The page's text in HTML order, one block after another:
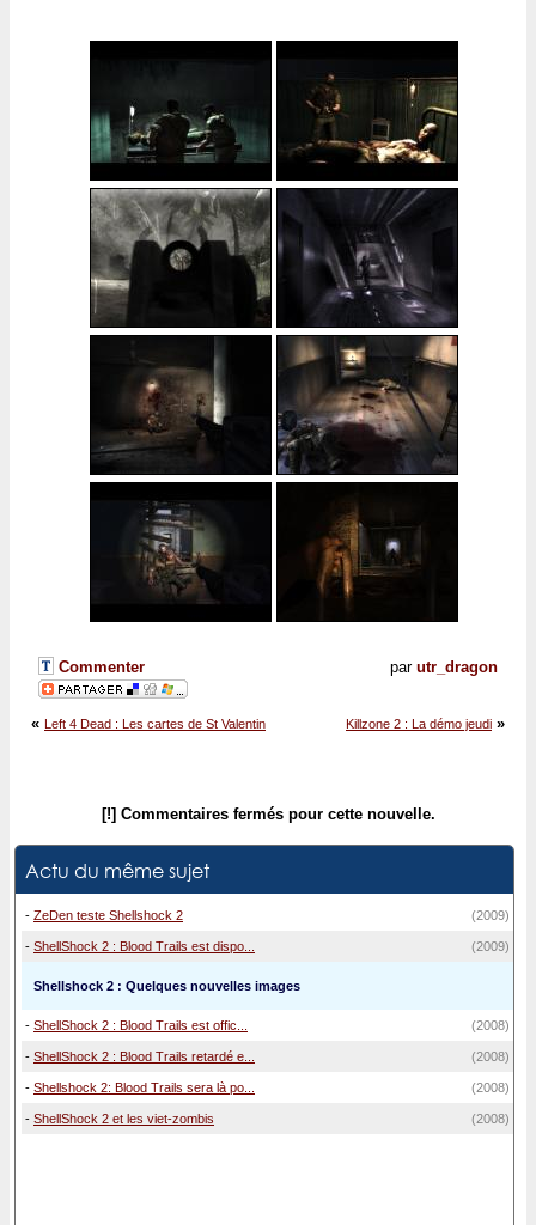
par utr_dragon
Commenter
Killzone 2 : La démo jeudi »
« Left 4 Dead : Les cartes de St Valentin
[!] Commentaires fermés pour cette nouvelle.
Actu du même sujet
- ZeDen teste Shellshock 2 (2009)
- ShellShock 2 : Blood Trails est dispo... (2009)
Shellshock 2 : Quelques nouvelles images
- ShellShock 2 : Blood Trails est offic... (2008)
- ShellShock 2 : Blood Trails retardé e... (2008)
- Shellshock 2: Blood Trails sera là po... (2008)
- ShellShock 2 et les viet-zombis (2008)